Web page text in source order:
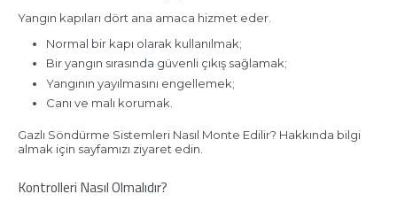
Yangın kapıları dört ana amaca hizmet eder.
Normal bir kapı olarak kullanılmak;
Bir yangın sırasında güvenli çıkış sağlamak;
Yangının yayılmasını engellemek;
Canı ve malı korumak.
Gazlı Söndürme Sistemleri Nasıl Monte Edilir? Hakkında bilgi
almak için sayfamızı ziyaret edin.
Kontrolleri Nasıl Olmalıdır?